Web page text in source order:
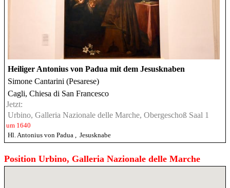
Heiliger Antonius von Padua mit dem Jesusknaben
Simone Cantarini (Pesarese)
Cagli, Chiesa di San Francesco
Jetzt:
Urbino, Galleria Nazionale delle Marche, Obergeschoß Saal 1
um 1640
Hl. Antonius von Padua
Jesusknabe
Position Urbino, Galleria Nazionale delle Marche